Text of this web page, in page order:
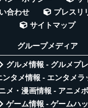
合わせ
プレスリ
サイトマップ
グループメディア
グルメ情報 - グルメプ
ンタメ情報 - エンタメラ
メ・漫画情報 - アニメ
ゲーム情報 - ゲームハ